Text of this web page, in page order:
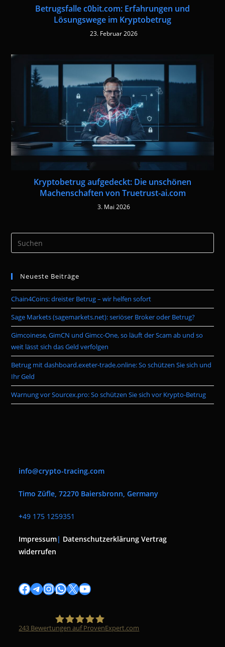
Betrugsfalle c0bit.com: Erfahrungen und
Lösungswege im Kryptobetrug
23. Februar 2026
Kryptobetrug aufgedeckt: Die unschönen
Machenschaften von Truetrust-ai.com
3. Mai 2026
the
Neueste Beiträge
Chain4Coins: dreister Betrug – wir helfen sofort
Sage Markets (sagemarkets.net): seriöser Broker oder Betrug?
Gimcoinese, GimCN und Gimcc-One, so läuft der Scam ab und so
weit lässt sich das Geld verfolgen
Betrug mit dashboard.exeter-trade.online: So schützen Sie sich und
Ihr Geld
Warnung vor Sourcex.pro: So schützen Sie sich vor Krypto-Betrug
info@crypto-tracing.com
Timo Züfle, 72270 Baiersbronn, Germany
+49 175 1259351
Impressum| Datenschutzerklärung Vertrag
widerrufen
Facebook
Telegram
Instagram
WhatsApp
X YouTube
243 Bewertungen auf ProvenExpert.com